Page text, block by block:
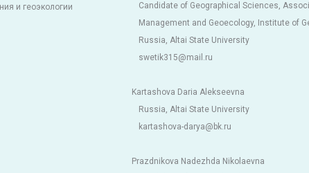
и геоэкологии
Candidate of Geographical Sciences,
Management and Geoecology, Institute of
Russia, Altai State University
swetik315@mail.ru
Kartashova Daria Alekseevna
Russia, Altai State University
kartashova-darya@bk.ru
Prazdnikova Nadezhda Nikolaevna